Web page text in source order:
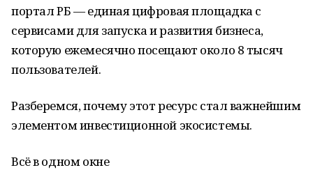
портал РБ — единая цифровая площадка с
сервисами для запуска и развития бизнеса,
которую ежемесячно посещают около 8 тысяч
пользователей.
Разберемся, почему этот ресурс стал важнейшим
элементом инвестиционной экосистемы.
Всё в одном окне